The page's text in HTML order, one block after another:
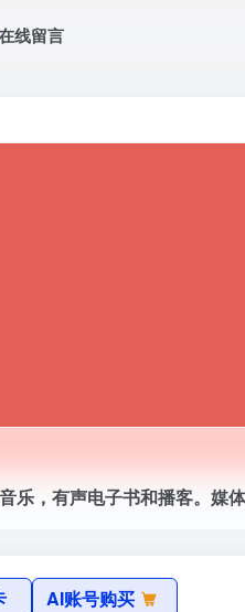
线留言
AI账号购买
乐，有声电子书和播客。媒体流直